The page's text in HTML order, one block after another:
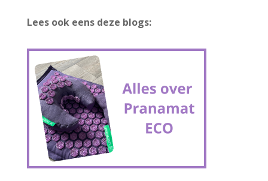
Lees ook eens deze blogs: